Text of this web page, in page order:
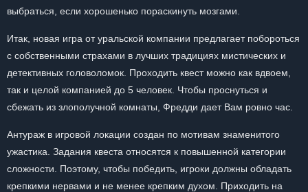
выбраться, если хорошенько пораскинуть мозгами.
Итак, новая игра от уральской компании предлагает побороться
с собственными страхами в лучших традициях мистических и
детективных головоломок. Проходить квест можно как вдвоем,
так и целой компанией до 5 человек. Чтобы проснуться и
сбежать из злополучной комнаты, Фредди дает Вам ровно час.
Антураж в игровой локации создан по мотивам знаменитого
ужастика. Задания квеста относятся к повышенной категории
сложности. Поэтому, чтобы победить, игроки должны обладать
крепкими нервами и не менее крепким духом. Приходить на